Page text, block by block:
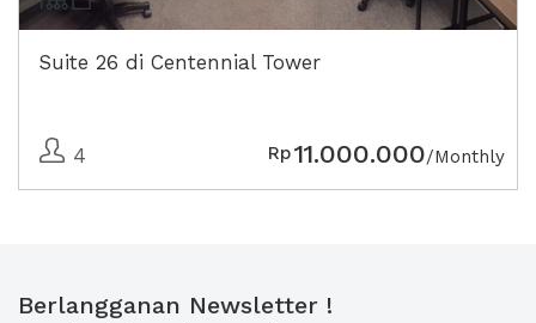
Suite 26 di Centennial Tower
4 Rp11.000.000/Monthly
Berlangganan Newsletter !